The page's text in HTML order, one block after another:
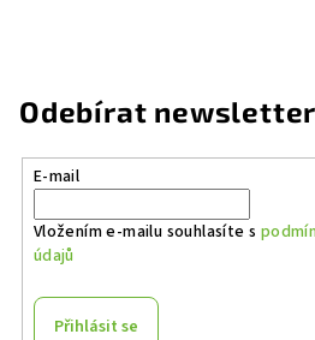
Odebírat newsletter
E-mail
Vložením e-mailu souhlasíte s
údajů
Přihlásit se